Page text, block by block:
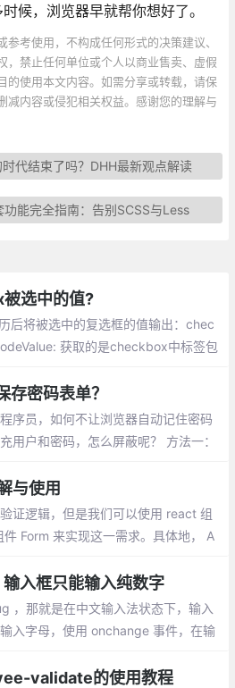
候，浏览器早就帮你想好了。
考使用，不构成任何形式的决策建议、
，禁止任何单位或个人以商业售卖、虚假
的使用本文内容。如需分享或转载，请保
减内容或侵犯相关权益。感谢您的理解与
代结束了吗？DHH最新观点解读
功能完全指南：告别SCSS与Less
选中的值?
后将被选中的复选框的值输出：chec
获取的是checkbox中标签包
存密码表单？
序员，如何不让浏览器自动记住密码
用户和密码，怎么屏蔽呢？ 方法一：
与使用
证逻辑，但是我们可以使用 react 组
Form 来实现这一需求。具体地， A
入框只能输入纯数字
，那就是在中文输入法状态下，输入
入字母，使用 onchange 事件，在输
件，完美的解决了以上两种问题
validate的使用教程